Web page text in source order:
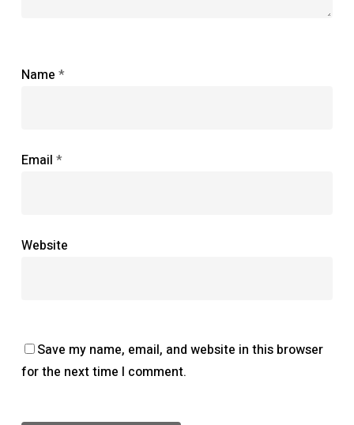
Name *
Email *
Website
Save my name, email, and website in this browser
for the next time I comment.